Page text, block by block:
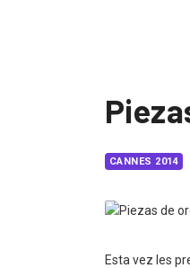
CANNES 2014
Esta vez les